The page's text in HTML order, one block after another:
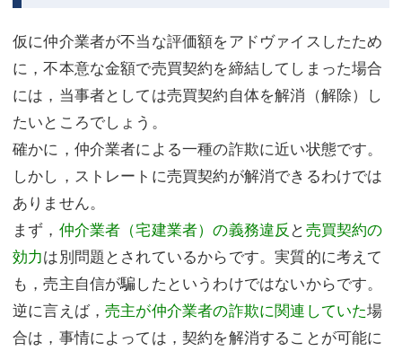
仮に仲介業者が不当な評価額をアドヴァイスしたため
に，不本意な金額で売買契約を締結してしまった場合
には，当事者としては売買契約自体を解消（解除）し
たいところでしょう。
確かに，仲介業者による一種の詐欺に近い状態です。
しかし，ストレートに売買契約が解消できるわけでは
ありません。
まず， 仲介業者（宅建業者）の義務違反 と売買契約の
効力は別問題とされているからです。実質的に考えて
も，売主自信が騙したというわけではないからです。
逆に言えば，売主が仲介業者の詐欺に関連していた場
合は，事情によっては，契約を解消することが可能に